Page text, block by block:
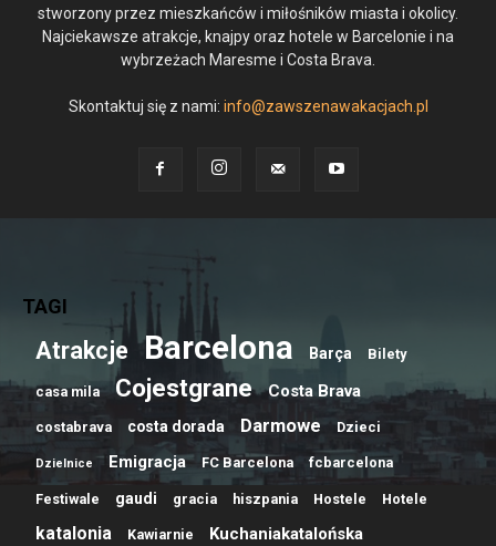
stworzony przez mieszkańców i miłośników miasta i okolicy.
Najciekawsze atrakcje, knajpy oraz hotele w Barcelonie i na
wybrzeżach Maresme i Costa Brava.
Skontaktuj się z nami: info@zawszenawakacjach.pl
TAGI
Atrakcje Barcelona Barça Bilety
casa mila Cojestgrane Costa Brava
costabrava costa dorada Darmowe Dzieci
Dzielnice Emigracja FC Barcelona fcbarcelona
Festiwale gaudi gracia hiszpania Hostele Hotele
katalonia Kawiarnie Kuchaniakatalońska